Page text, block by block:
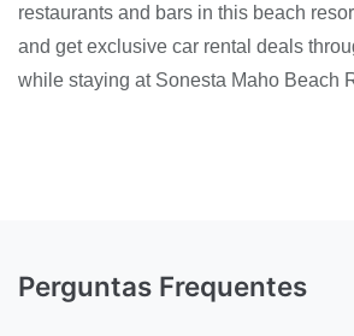
restaurants and bars in this beach
and get exclusive car rental deals
while staying at Sonesta Maho Beach
Perguntas Frequentes